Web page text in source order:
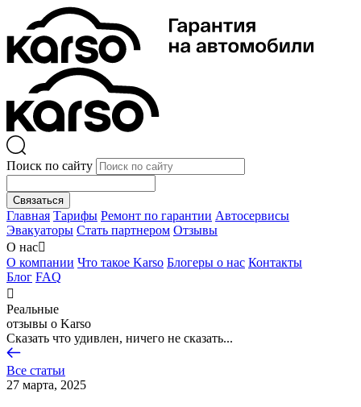
Поиск по сайту
Связаться
Главная Тарифы Ремонт по гарантии Автосервисы
Эвакуаторы Стать партнером Отзывы
О нас
О компании Что такое Karso Блогеры о нас Контакты
Блог FAQ

Реальные
отзывы о Karso
Сказать что удивлен, ничего не сказать...
Все статьи
27 марта, 2025